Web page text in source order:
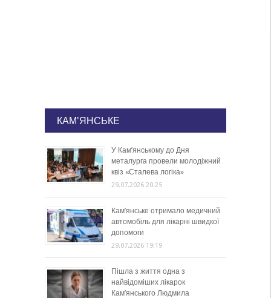
КАМ'ЯНСЬКЕ
У Кам’янському до Дня
металурга провели молодіжний
квіз «Сталева логіка»
29.07.2026 20:25
Кам’янське отримало медичний
автомобіль для лікарні швидкої
допомоги
29.07.2026 19:19
Пішла з життя одна з
найвідоміших лікарок
Кам’янського Людмила